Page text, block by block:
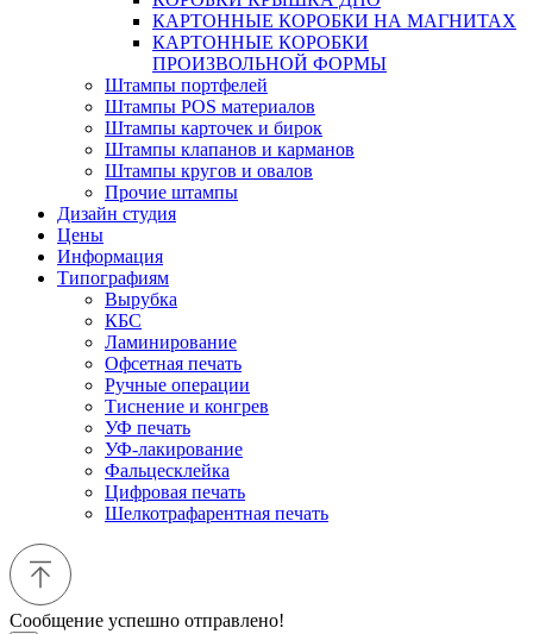
КАРТОННЫЕ КОРОБКИ НА МАГНИТАХ
КАРТОННЫЕ КОРОБКИ
ПРОИЗВОЛЬНОЙ ФОРМЫ
Штампы портфелей
Штампы POS материалов
Штампы карточек и бирок
Штампы клапанов и карманов
Штампы кругов и овалов
Прочие штампы
Дизайн студия
Цены
Информация
Типографиям
Вырубка
КБС
Ламинирование
Офсетная печать
Ручные операции
Тиснение и конгрев
УФ печать
УФ-лакирование
Фальцесклейка
Цифровая печать
Шелкотрафарентная печать
Сообщение успешно отправлено!